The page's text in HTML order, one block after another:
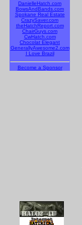
DanielleHatch.com
BowsAndBands.com
Spokane Real Estate
CrazySaver.com
theHatchReport.com
ChairGuys.com
CwHatch.com
Chocolat Elegant
GenerallyAwesome2.com
I Love Brazil
Become a Sponsor